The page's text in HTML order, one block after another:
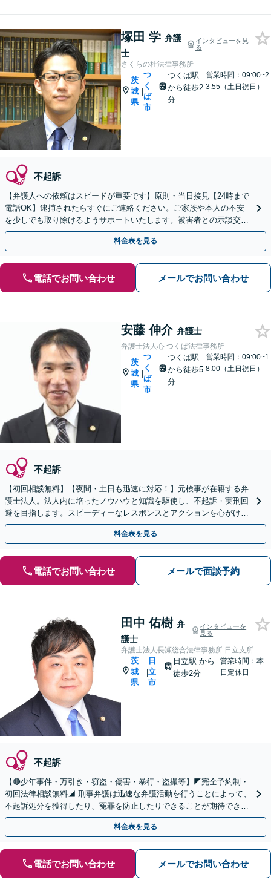
塚田 学 弁護
士
インタビューを見
る
さくらの杜法律事務所
茨
城
県
|
つ
く
ば
市
つくば駅
から徒歩2
分
営業時間：09:00~2
3:55（土日祝日）
不起訴
【弁護人への依頼はスピードが重要です】原則・当日接見【24時まで
電話OK】逮捕されたらすぐにご連絡ください。ご家族や本人の不安
を少しでも取り除けるようサポートいたします。被害者との示談交渉
もお任せください。
料金表を見る
電話でお問い合わせ メールでお問い合わせ
安藤 伸介 弁護士
弁護士法人心 つくば法律事務所
茨
城
県
|
つ
く
ば
市
つくば駅
から徒歩5
分
営業時間：09:00~1
8:00（土日祝日）
不起訴
【初回相談無料】【夜間・土日も迅速に対応！】元検事が在籍する弁
護士法人。法人内に培ったノウハウと知識を駆使し、不起訴・実刑回
避を目指します。スピーディーなレスポンスとアクションを心がけ、
最善の解決を目指します【電話相談可】
料金表を見る
電話でお問い合わせ メールで面談予約
田中 佑樹 弁
護士
インタビューを
見る
弁護士法人長瀬総合法律事務所 日立支所
茨
城
県
|
日
立
市
日立駅から
徒歩2分
営業時間：本
日定休日
不起訴
【🔴少年事件・万引き・窃盗・傷害・暴行・盗撮等】◤完全予約制・
初回法律相談無料◢ 刑事弁護は迅速な弁護活動を行うことによって、
不起訴処分を獲得したり、冤罪を防止したりできることが期待できま
す。可能な限り当日のご相談にも対応いたします。
料金表を見る
電話でお問い合わせ メールでお問い合わせ